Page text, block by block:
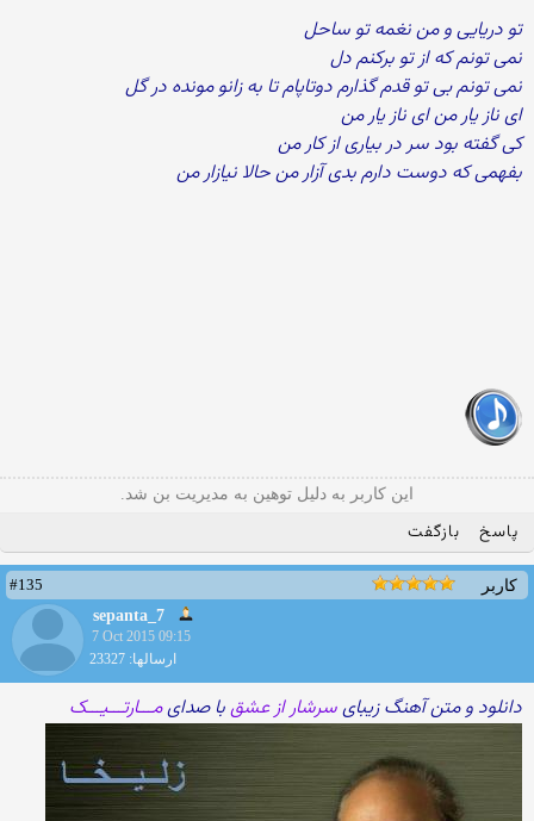
تو دریایی و من نغمه تو ساحل
نمی تونم که از تو برکنم دل
نمی تونم بی تو قدم گذارم دوتاپام تا به زانو مونده در گل
ای ناز یار من ای ناز یار من
کی گفته بود سر در بیاری از کار من
بفهمی که دوست دارم بدی آزار من حالا نیازار من
این کاربر به دلیل توهین به مدیریت بن شد.
پاسخ بازگفت
کاربر
#135
sepanta_7
7 Oct 2015 09:15
ارسالها: 23327
دانلود و متن آهنگ زیبایسرشار از عشقبا صدایمـــارتـــیـــک